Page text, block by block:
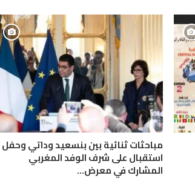
مباحثات ثنائية بين بنسعيد وداتي وحفل
استقبال على شرف الوفد المغربي
المشارك في معرض…